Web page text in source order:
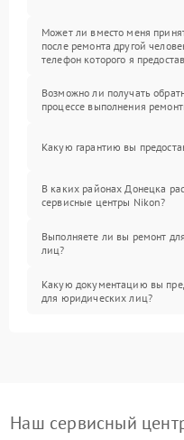
Может ли вместо меня
после ремонта другой
телефон которого я
Возможно ли получать
процессе выполнения
Какую гарантию вы
В каких районах Донецка
сервисные центры Nikon?
Выполняете ли вы ремонт
лиц?
Какую документацию вы
для юридических лиц?
Наш сервисный